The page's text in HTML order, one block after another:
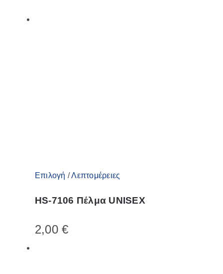
Επιλογή Αυτό
προϊόν
πολλαπλές
/Λεπτομέρειες
HS-7106 Πέλμα UNISEX
2,00€